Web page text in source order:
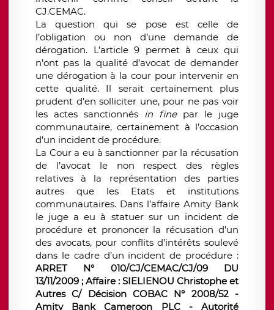
CJ.CEMAC.
La question qui se pose est celle de
l’obligation ou non d’une demande de
dérogation. L’article 9 permet à ceux qui
n’ont pas la qualité d’avocat de demander
une dérogation à la cour pour intervenir en
cette qualité. Il serait certainement plus
prudent d’en solliciter une, pour ne pas voir
les actes sanctionnés in finepar le juge
communautaire, certainement à l’occasion
d’un incident de procédure.
La Cour a eu à sanctionner par la récusation
de l’avocat le non respect des règles
relatives à la représentation des parties
autres que les Etats et institutions
communautaires. Dans l’affaire Amity Bank
le juge a eu à statuer sur un incident de
procédure et prononcer la récusation d’un
des avocats, pour conflits d’intérêts soulevé
dans le cadre d’un incident de procédure :
ARRET N° 010/CJ/CEMAC/CJ/09 DU
13/11/2009 ; Affaire : SIELIENOU Christophe et
Autres C/ Décision COBAC N° 2008/52 -
Amity Bank Cameroon PLC - Autorité